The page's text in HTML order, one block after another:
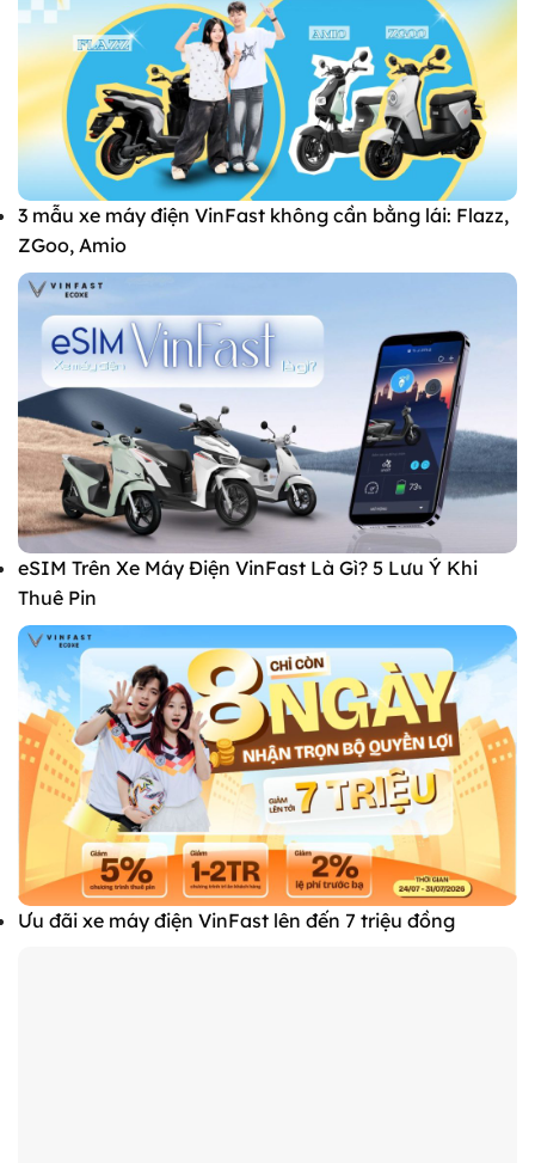
3 mẫu xe máy điện VinFast không cần bằng lái: Flazz,
ZGoo, Amio
eSIM Trên Xe Máy Điện VinFast Là Gì? 5 Lưu Ý Khi
Thuê Pin
Ưu đãi xe máy điện VinFast lên đến 7 triệu đồng